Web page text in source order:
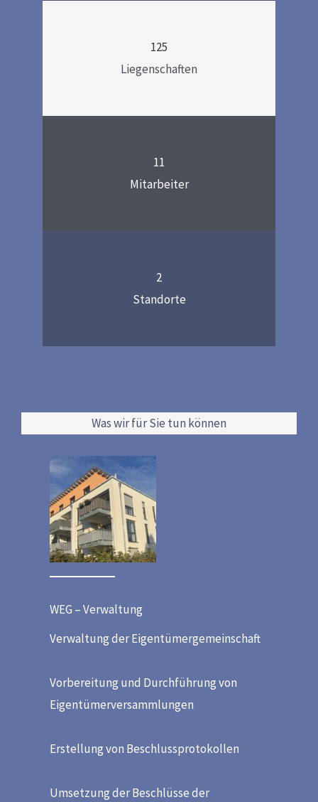
125
Liegenschaften
11
Mitarbeiter
2
Standorte
Was wir für Sie tun können
WEG – Verwaltung
Verwaltung der Eigentümergemeinschaft
Vorbereitung und Durchführung von
Eigentümerversammlungen
Erstellung von Beschlussprotokollen
Umsetzung der Beschlüsse der